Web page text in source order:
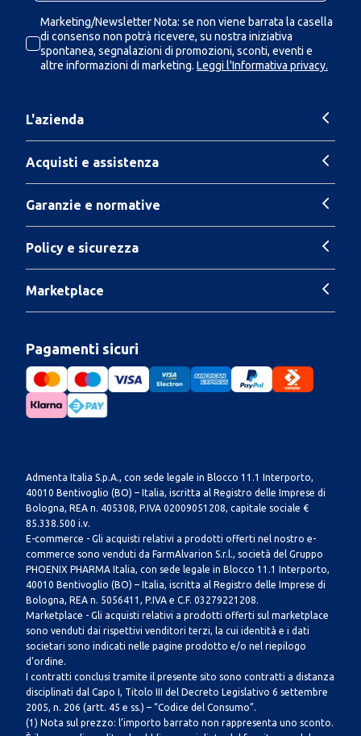
Marketing/Newsletter Nota: se non viene barrata la casella
di consenso non potrà ricevere, su nostra iniziativa
spontanea, segnalazioni di promozioni, sconti, eventi e
altre informazioni di marketing. Leggi l'Informativa privacy.
L'azienda
Acquisti e assistenza
Garanzie e normative
Policy e sicurezza
Marketplace
Pagamenti sicuri
Admenta Italia S.p.A., con sede legale in Blocco 11.1 Interporto,
40010 Bentivoglio (BO) – Italia, iscritta al Registro delle Imprese di
Bologna, REA n. 405308, P.IVA 02009051208, capitale sociale €
85.338.500 i.v.
E-commerce - Gli acquisti relativi a prodotti offerti nel nostro e-
commerce sono venduti da FarmAlvarion S.r.l., società del Gruppo
PHOENIX PHARMA Italia, con sede legale in Blocco 11.1 Interporto,
40010 Bentivoglio (BO) – Italia, iscritta al Registro delle Imprese di
Bologna, REA n. 5056411, P.IVA e C.F. 03279221208.
Marketplace - Gli acquisti relativi a prodotti offerti sul marketplace
sono venduti dai rispettivi venditori terzi, la cui identità e i dati
societari sono indicati nelle pagine prodotto e/o nel riepilogo
d’ordine.
I contratti conclusi tramite il presente sito sono contratti a distanza
disciplinati dal Capo I, Titolo III del Decreto Legislativo 6 settembre
2005, n. 206 (artt. 45 e ss.) – “Codice del Consumo”.
(1) Nota sul prezzo: l’importo barrato non rappresenta uno sconto.